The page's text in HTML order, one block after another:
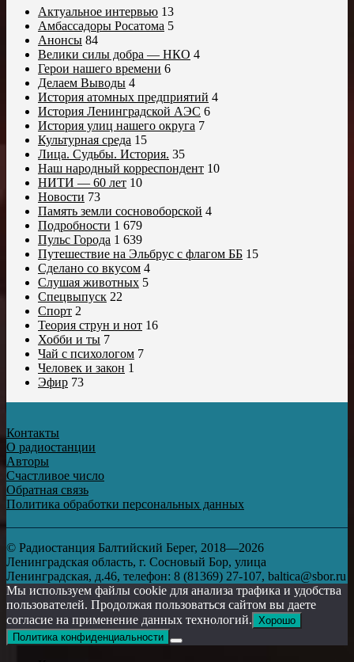
Актуальное интервью 13
Амбассадоры Росатома 5
Анонсы 84
Велики силы добра — НКО 4
Герои нашего времени 6
Делаем Выводы 4
История атомных предприятий 4
История Ленинградской АЭС 6
История улиц нашего округа 7
Культурная среда 15
Лица. Судьбы. История. 35
Наш народный корреспондент 10
НИТИ — 60 лет 10
Новости 73
Память земли сосновоборской 4
Подробности 1 679
Пульс Города 1 639
Путешествие на Эльбрус с флагом ББ 15
Сделано со вкусом 4
Слушая животных 5
Спецвыпуск 22
Спорт 2
Теория струн и нот 16
Хобби и ты 7
Чай с психологом 7
Человек и закон 1
Эфир 73
Контакты
О радиостанции
Авторы
Счастливое число
Обратная связь
Политика обработки персональных данных
© Радиостанция Балтийский Берег, 2018—2026
Ленинградская область, г. Сосновый Бор, улица
Ленинградская, д.46, телефон: 8 (81369) 27-107, baltica@sbor.ru
Мы используем файлы cookie для анализа трафика и удобства
пользователей. Продолжая пользоваться сайтом вы даете
согласие на применение данных технологий. Хорошо
Политика конфиденциальности